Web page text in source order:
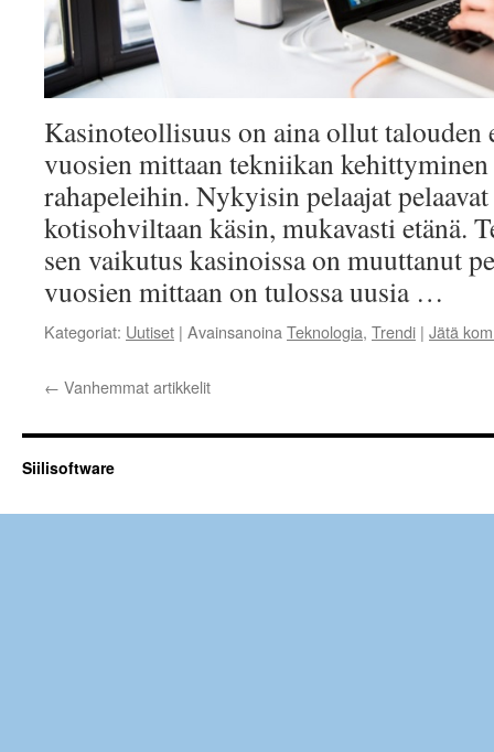
Kasinoteollisuus on aina ollut talouden
vuosien mittaan tekniikan
rahapeleihin. Nykyisin pelaajat
kotisohviltaan käsin, mukavasti etänä.
sen vaikutus kasinoissa on muuttanut
vuosien mittaan on tulossa uusia …
Kategoriat: Uutiset | AvainsanoinaTeknologia, Trendi | Jätä
← Vanhemmat artikkelit
Siilisoftware